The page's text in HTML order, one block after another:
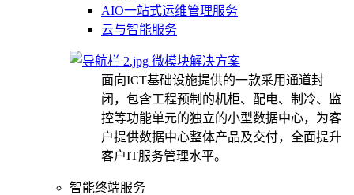
AIO一站式运维管理服务
云与智能服务
微模块解决方案
面向ICT基础设施提供的一款采用通道封
闭，包含工程预制的机柜、配电、制冷、监
控等功能单元的独立的小型数据中心，为客
户提供数据中心整体产品及交付，全面提升
客户IT服务管理水平。
智能终端服务